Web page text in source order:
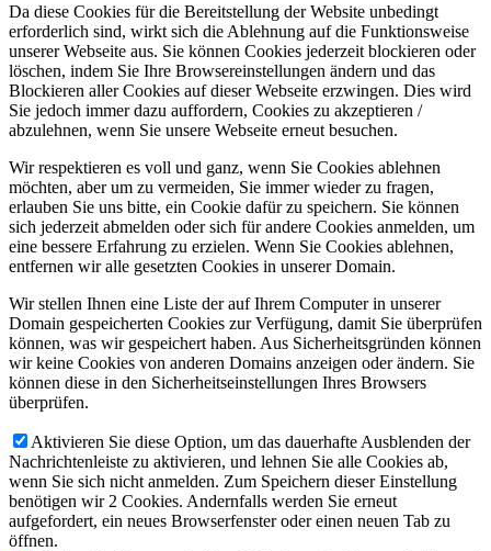
Da diese Cookies für die Bereitstellung der Website unbedingt
erforderlich sind, wirkt sich die Ablehnung auf die Funktionsweise
unserer Webseite aus. Sie können Cookies jederzeit blockieren oder
löschen, indem Sie Ihre Browsereinstellungen ändern und das
Blockieren aller Cookies auf dieser Webseite erzwingen. Dies wird
Sie jedoch immer dazu auffordern, Cookies zu akzeptieren /
abzulehnen, wenn Sie unsere Webseite erneut besuchen.
Wir respektieren es voll und ganz, wenn Sie Cookies ablehnen
möchten, aber um zu vermeiden, Sie immer wieder zu fragen,
erlauben Sie uns bitte, ein Cookie dafür zu speichern. Sie können
sich jederzeit abmelden oder sich für andere Cookies anmelden, um
eine bessere Erfahrung zu erzielen. Wenn Sie Cookies ablehnen,
entfernen wir alle gesetzten Cookies in unserer Domain.
Wir stellen Ihnen eine Liste der auf Ihrem Computer in unserer
Domain gespeicherten Cookies zur Verfügung, damit Sie überprüfen
können, was wir gespeichert haben. Aus Sicherheitsgründen können
wir keine Cookies von anderen Domains anzeigen oder ändern. Sie
können diese in den Sicherheitseinstellungen Ihres Browsers
überprüfen.
Aktivieren Sie diese Option, um das dauerhafte Ausblenden der
Nachrichtenleiste zu aktivieren, und lehnen Sie alle Cookies ab,
wenn Sie sich nicht anmelden. Zum Speichern dieser Einstellung
benötigen wir 2 Cookies. Andernfalls werden Sie erneut
aufgefordert, ein neues Browserfenster oder einen neuen Tab zu
öffnen.